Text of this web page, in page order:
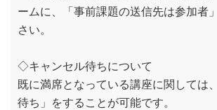
ームに、「事前課題の送信先は参加者
さい。
◇キャンセル待ちについて
既に満席となっている講座に関しては
待ち」をすることが可能です。